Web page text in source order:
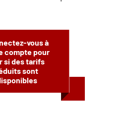
vous à
compte pour
si des tarifs
sont